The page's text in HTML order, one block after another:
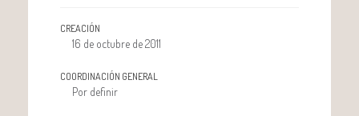
CREACIÓN
16 de octubre de 2011
COORDINACIÓN GENERAL
Por definir